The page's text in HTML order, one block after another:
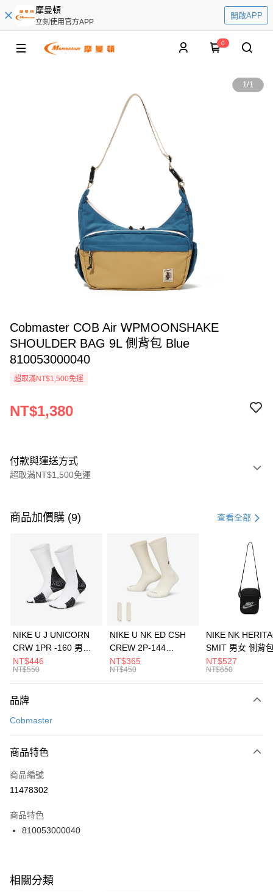
摩曼頓
立刻使用官方APP
開啟APP
0
1/1
Cobmaster COB Air WPMOONSHAKE
SHOULDER BAG 9L 側背包 Blue
810053000040
超取滿NT$1,500免運
NT$1,380
付款與運送方式
超取滿NT$1,500免運
信用卡一次付款
3 期 0 利率 每期 21家銀行
合作金庫商業銀行
第一商業銀行
華南商業銀行
彰化商業銀行
上海商業儲蓄銀行
元大商業銀行
台灣樂天信用卡公司
Apple Pay
全盈+PAY
AFTEE先享後付
【關於「AFTEE先享後付」】
便利好安心！
３．安心：先確認商品／服務後，再付款。
【「AFTEE先享後付」結帳流程】
１．於結帳方式選擇「AFTEE先享後付」後，將跳轉至「AFTEE先享後付」
２．訂單成立數日內，您將收到繳費通知簡訊。
３．收到繳費通知簡訊後14天內，點擊此簡訊中的連結，可透過四大超商／
ATM／網路銀行／等多元方式進行付款，方視為交易完成。
※ 交易是否成功請以「AFTEE先享後付 」之結帳頁面顯示為準，若有關於
是否繳費成功／繳費後需取消欲退款等相關疑問，請聯繫「AFTEE先享後付
運送方式
每筆NT$100，滿NT$1,500(含以上)免運費
宅配
每筆NT$100，滿NT$1,500(含以上)免運費
付款後門市自取
每筆NT$100，滿NT$1,500(含以上)免運費
商品加價購 (9) 查看全部
NIKE U J UNICORN
CRW 1PR -160 男女
中統襪 FZ3393100
NT$446
NT$550
NIKE U NK ED CSH
CREW 2P-144
EMBRDY 男女 短統襪
FZ3073133
NT$365
NT$450
NIKE NK
SMIT 男女 側背
BA5871010
NT$527
NT$650
品牌
Cobmaster
商品特色
商品編號
11478302
商品特色
810053000040
相關分類